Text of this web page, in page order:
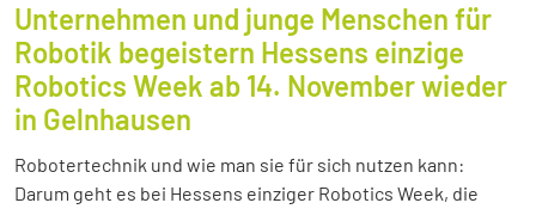
Unternehmen und junge Menschen für
Robotik begeistern Hessens einzige
Robotics Week ab 14. November wieder
in Gelnhausen
Robotertechnik und wie man sie für sich nutzen kann:
Darum geht es bei Hessens einziger Robotics Week, die